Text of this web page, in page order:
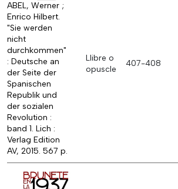
ABEL, Werner ;
Enrico Hilbert.
"Sie werden
nicht
durchkommen"
: Deutsche an
der Seite der
Spanischen
Republik und
der sozialen
Revolution :
band 1. Lich :
Verlag Edition
AV, 2015. 567 p.
Llibre o
opuscle
407-408